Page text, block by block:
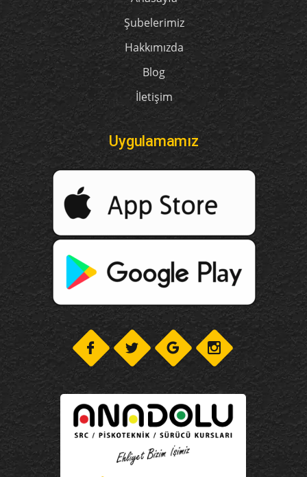
Şubelerimiz
Hakkımızda
Blog
İletişim
Uygulamamız